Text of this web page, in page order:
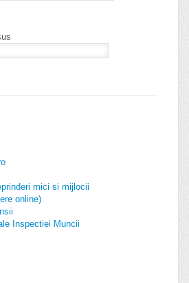
mici si mijlocii
online)
Inspectiei Muncii